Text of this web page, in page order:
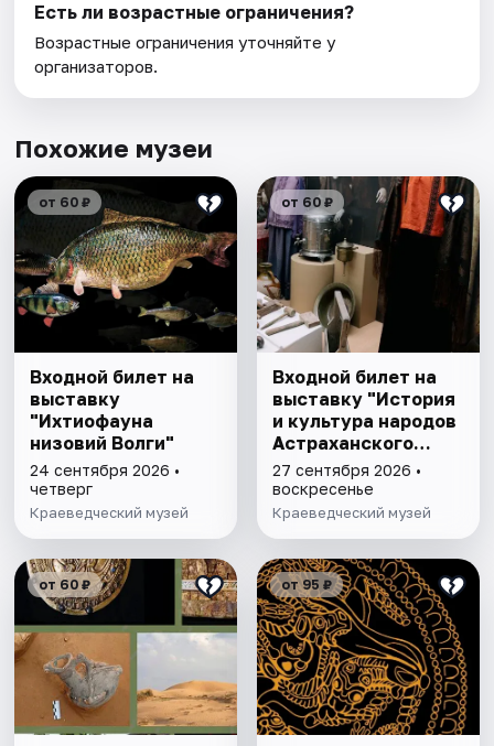
Есть ли возрастные ограничения?
Возрастные ограничения уточняйте у
организаторов.
Похожие музеи
от 60 ₽
Входной билет на
выставку
"Ихтиофауна
низовий Волги"
24 сентября 2026 •
четверг
Краеведческий музей
от 60 ₽
Входной билет на
выставку "История
и культура народов
Астраханского
края"
27 сентября 2026 •
воскресенье
Краеведческий музей
от 60 ₽ от 95 ₽